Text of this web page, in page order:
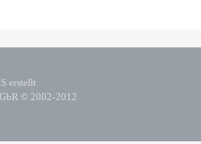
erstellt
© 2002-2012